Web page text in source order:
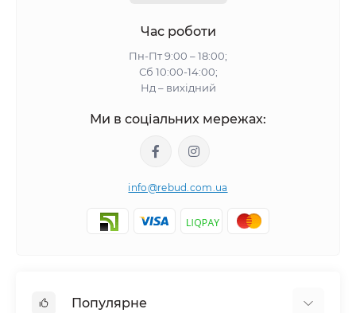
Час роботи
Пн-Пт 9:00 – 18:00;
Сб 10:00-14:00;
Нд – вихідний
Ми в соціальних мережах:
info@rebud.com.ua
Популярне